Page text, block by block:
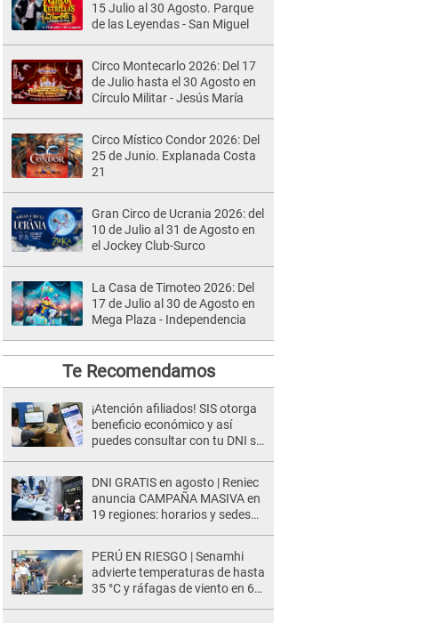
15 Julio al 30 Agosto. Parque
de las Leyendas - San Miguel
Circo Montecarlo 2026: Del 17
de Julio hasta el 30 Agosto en
Círculo Militar - Jesús María
Circo Místico Condor 2026: Del
25 de Junio. Explanada Costa
21
Gran Circo de Ucrania 2026: del
10 de Julio al 31 de Agosto en
el Jockey Club-Surco
La Casa de Timoteo 2026: Del
17 de Julio al 30 de Agosto en
Mega Plaza - Independencia
Te Recomendamos
¡Atención afiliados! SIS otorga
beneficio económico y así
puedes consultar con tu DNI si
DNI GRATIS en agosto | Reniec
anuncia CAMPAÑA MASIVA en
19 regiones: horarios y sedes
PERÚ EN RIESGO | Senamhi
advierte temperaturas de hasta
35 °C y ráfagas de viento en 6